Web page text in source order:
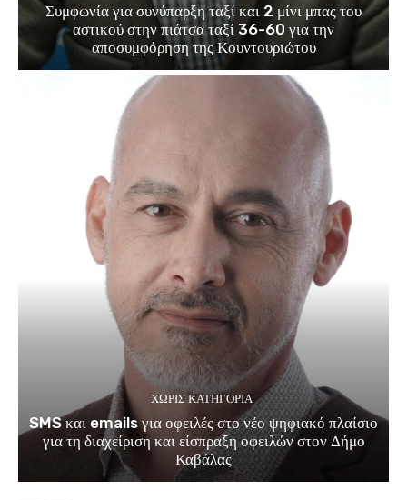
Συμφωνία για συνύπαρξη ταξί και 2 μίνι μπας του
αστικού στην πιάτσα ταξί 36-60 για την
αποσυμφόρηση της Κουντουριώτου
ΧΩΡΊΣ ΚΑΤΗΓΟΡΊΑ
SMS και emails για οφειλές στο νέο ψηφιακό πλαίσιο
για τη διαχείριση και είσπραξη οφειλών στον Δήμο
Καβάλας